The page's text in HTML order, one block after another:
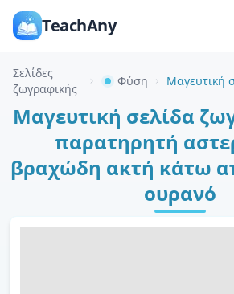
TeachAny
Σελίδες
ζωγραφικής
Φύση
Μαγευτική σελίδα
παρατηρητή
βραχώδη ακτή κάτω
ουρανό